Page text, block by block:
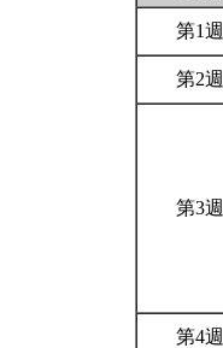
第1週
第2週
第3週
第4週